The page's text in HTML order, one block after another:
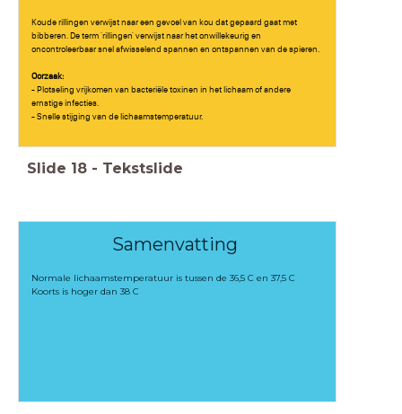
Koude rillingen verwijst naar een gevoel van kou dat gepaard gaat met
bibberen. De term 'rillingen' verwijst naar het onwillekeurig en
oncontroleerbaar snel afwisselend spannen en ontspannen van de spieren.
Oorzaak:
- Plotseling vrijkomen van bacteriële toxinen in het lichaam of andere
ernstige infecties.
- Snelle stijging van de lichaamstemperatuur.
Slide 18 - Tekstslide
Samenvatting
Normale lichaamstemperatuur is tussen de 36,5 C en 37,5 C
Koorts is hoger dan 38 C